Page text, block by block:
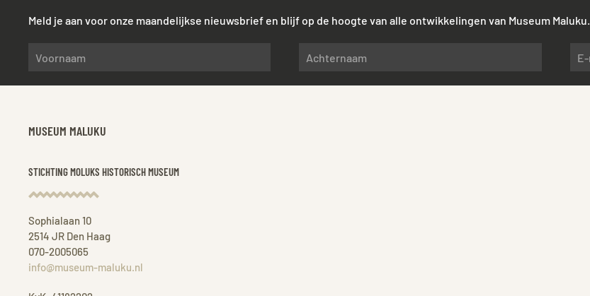
Meld je aan voor onze maandelijkse nieuwsbrief en blijf op de hoogte van alle ontwikkelingen van Museum Maluku.
MUSEUM MALUKU
STICHTING MOLUKS HISTORISCH MUSEUM
Sophialaan 10
2514 JR Den Haag
070-2005065
info@museum-maluku.nl